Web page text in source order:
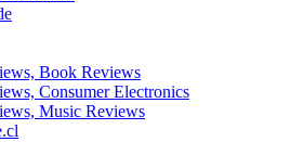
Book Reviews
Consumer Electronics
Music Reviews